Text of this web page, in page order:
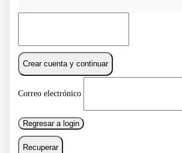
Crear cuenta y continuar
Correo electrónico
Regresar a login
Recuperar